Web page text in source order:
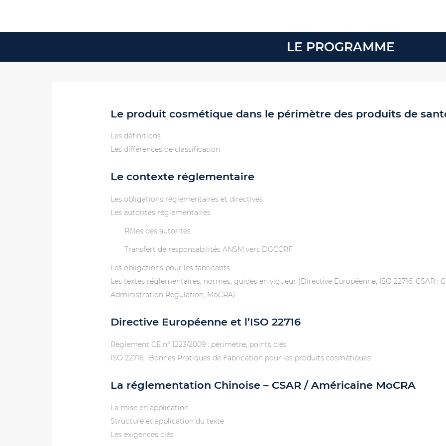
LE PROGRAMME
Le produit cosmétique dans le périmètre des produits de
Les définitions
Les différences de classification
Le contexte réglementaire
Les obligations réglementaires et directives
Les autorités réglementaires
Rôles des autorités
Transfert de responsabilités ANSM vers DGCCRF
Les obligations pour les fabricants
Les textes réglementaires, normes, guides en vigueur (Directive Européenne, ISO 22716, CSAR :
Administration Regulation, MoCRA)
Directive Européenne et l’ISO 22716
Règlement CE n° 1223/2009 : périmètre, points clés
ISO 22716 : Bonnes Pratiques de Fabrication pour les produits cosmétiques
La réglementation Chinoise – CSAR / Américaine MoCRA
La mise en application
Structure et application du texte
Les exigences clés